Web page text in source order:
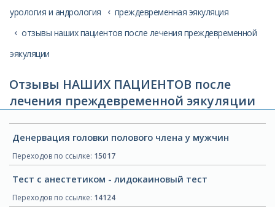
урология и андрология
преждевременная эякуляция
отзывы наших пациентов после лечения преждевременной
эякуляции
Отзывы НАШИХ ПАЦИЕНТОВ после
лечения преждевременной эякуляции
Денервация головки полового члена у мужчин
Переходов по ссылке: 15017
Тест с анестетиком - лидокаиновый тест
Переходов по ссылке: 14124